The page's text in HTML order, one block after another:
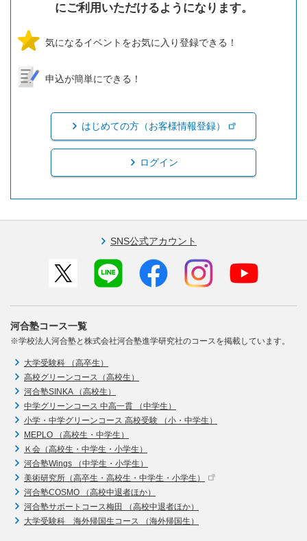
にご利用いただけるようになります。
気になるイベントをお気に入り登録できる！
申込が簡単にできる！
はじめての方（お客様情報登録）
ログイン
SNS公式アカウント
河合塾コース一覧
※学校法人河合塾と株式会社河合塾進学研究社のコースを掲載しています。
大学受験科 （高卒生）
高校グリーンコース（高校生）
河合塾SINKA （高校生）
中学グリーンコース 中高一貫 （中学生）
小学・中学グリーンコース 高校受験 （小・中学生）
MEPLO （高校生・中学生）
Ｋ会（高校生・中学生・小学生）
河合塾Wings （中学生・小学生）
美術研究所（高卒生・高校生・中学生・小学生）
河合塾COSMO （高校中退者ほか）
河合塾サポートコース梅田 （高校中退者ほか）
大学受験科 海外帰国生コース （海外帰国生）